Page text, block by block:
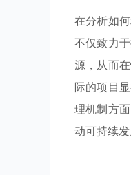
在分析如
不仅致力
源，从而
际的项目
理机制方
动可持续发